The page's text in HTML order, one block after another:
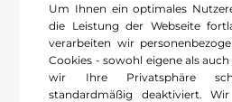
Um Ihnen ein optimales
die Leistung der Webseite
verarbeiten wir
Cookies - sowohl eigene als
wir Ihre Privatsphäre
standardmäßig deaktiviert.
Polsterungen in neuen
erweiterte Auswahl